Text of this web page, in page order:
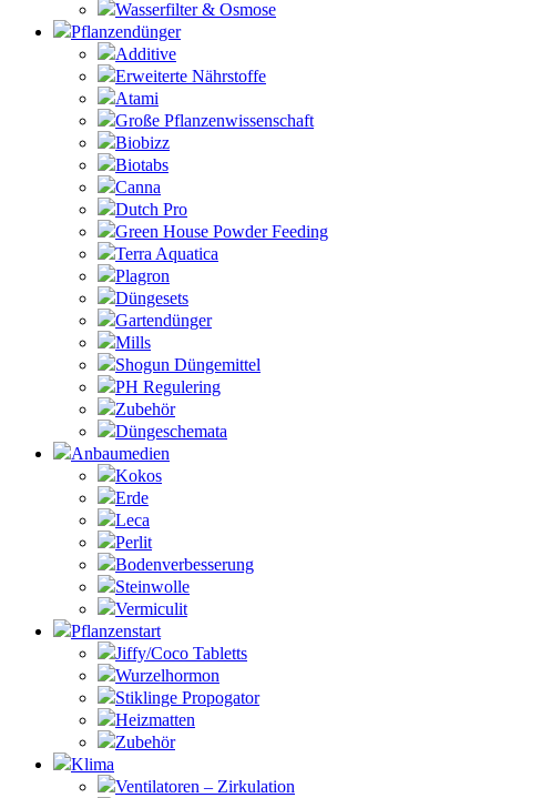
Wasserfilter & Osmose
Pflanzendünger
Additive
Erweiterte Nährstoffe
Atami
Große Pflanzenwissenschaft
Biobizz
Biotabs
Canna
Dutch Pro
Green House Powder Feeding
Terra Aquatica
Plagron
Düngesets
Gartendünger
Mills
Shogun Düngemittel
PH Regulering
Zubehör
Düngeschemata
Anbaumedien
Kokos
Erde
Leca
Perlit
Bodenverbesserung
Steinwolle
Vermiculit
Pflanzenstart
Jiffy/Coco Tabletts
Wurzelhormon
Stiklinge Propogator
Heizmatten
Zubehör
Klima
Ventilatoren – Zirkulation